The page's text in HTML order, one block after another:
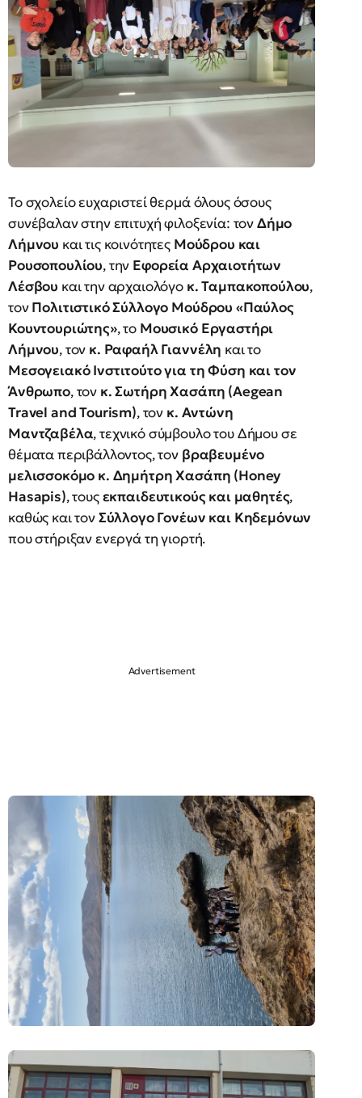
Το σχολείο ευχαριστεί θερμά όλους όσους
συνέβαλαν στην επιτυχή φιλοξενία: τονΔήμο
Λήμνου και τις κοινότητες Μούδρου και
Ρουσοπουλίου, την Εφορεία Αρχαιοτήτων
Λέσβου και την αρχαιολόγο κ. Ταμπακοπούλου,
τονΠολιτιστικό Σύλλογο Μούδρου «Παύλος
Κουντουριώτης», το Μουσικό Εργαστήρι
Λήμνου, τον κ. Ραφαήλ Γιαννέλη και το
Μεσογειακό Ινστιτούτο για τη Φύση και τον
Άνθρωπο, τον κ. Σωτήρη Χασάπη (Aegean
Travel and Tourism), τον κ. Αντώνη
Μαντζαβέλα, τεχνικό σύμβουλο του Δήμου σε
θέματα περιβάλλοντος, τον βραβευμένο
μελισσοκόμο κ. Δημήτρη Χασάπη (Honey
Hasapis), τουςεκπαιδευτικούς και μαθητές,
καθώς και τονΣύλλογο Γονέων και Κηδεμόνων
που στήριξαν ενεργά τη γιορτή.